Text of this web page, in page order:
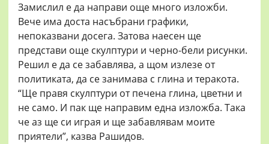
Замислил е да направи още много изложби.
Вече има доста насъбрани графики,
непоказвани досега. Затова наесен ще
представи още скулптури и черно-бели рисунки.
Решил е да се забавлява, а щом излезе от
политиката, да се занимава с глина и теракота.
“Ще правя скулптури от печена глина, цветни и
не само. И пак ще направим една изложба. Така
че аз ще си играя и ще забавлявам моите
приятели”, казва Рашидов.